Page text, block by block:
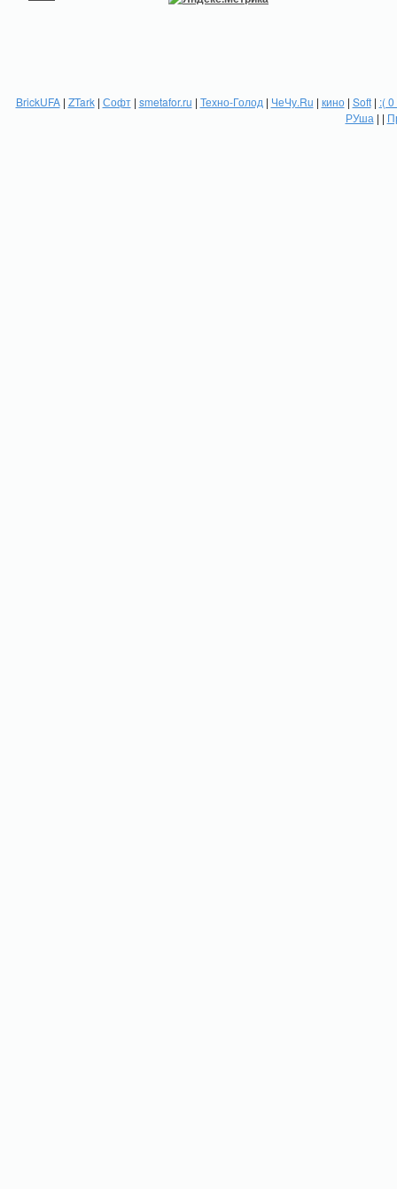
BrickUFA| ZTark| Софт| smetafor.ru | Техно-Голод | ЧеЧу.Ru | кино| Soft| :(
РУша | |